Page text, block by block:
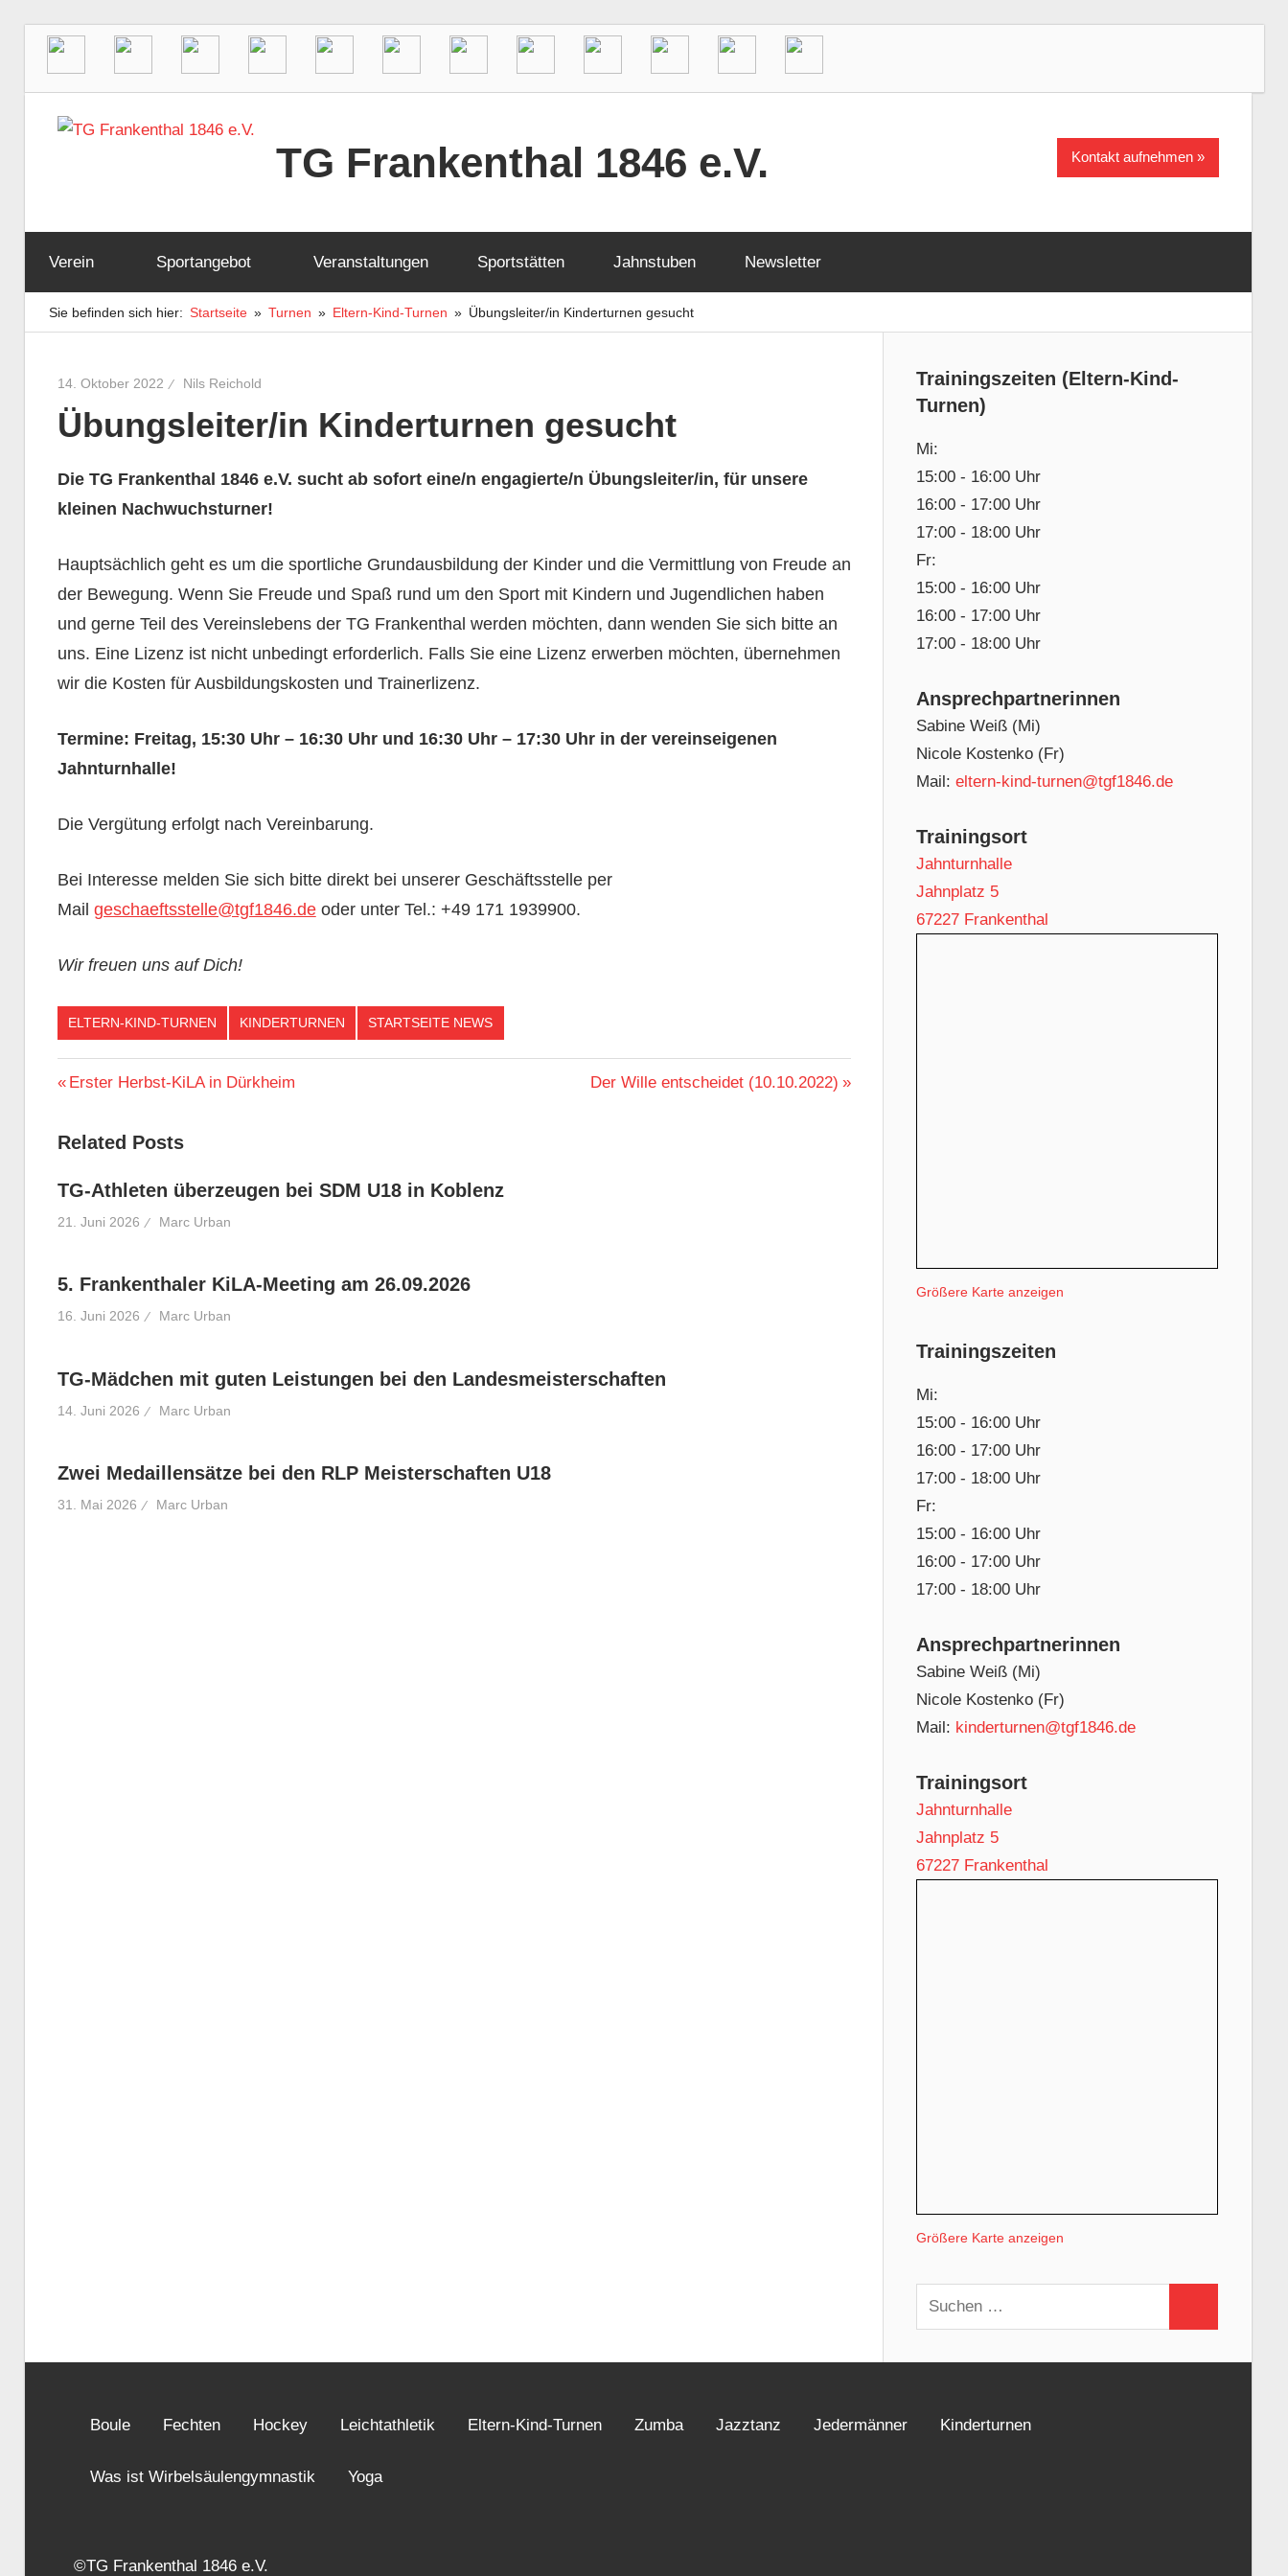
Inhalt
TG Frankenthal 1846 e.V.
Sportverein
in
Frankenthal
Kontakt aufnehmen
Verein Sportangebot Veranstaltungen Sportstätten Jahnstuben Newsletter
Sie befinden sich hier: Startseite Turnen Eltern-Kind-Turnen Übungsleiter/in Kinderturnen gesucht
14. Oktober 2022 Nils Reichold
Übungsleiter/in Kinderturnen gesucht
Die TG Frankenthal 1846 e.V. sucht ab sofort eine/n engagierte/n Übungsleiter/in, für unsere
kleinen Nachwuchsturner!
Hauptsächlich geht es um die sportliche Grundausbildung der Kinder und die Vermittlung von Freude an
der Bewegung. Wenn Sie Freude und Spaß rund um den Sport mit Kindern und Jugendlichen haben
und gerne Teil des Vereinslebens der TG Frankenthal werden möchten, dann wenden Sie sich bitte an
uns. Eine Lizenz ist nicht unbedingt erforderlich. Falls Sie eine Lizenz erwerben möchten, übernehmen
wir die Kosten für Ausbildungskosten und Trainerlizenz.
Termine: Freitag, 15:30 Uhr – 16:30 Uhr und 16:30 Uhr – 17:30 Uhr in der vereinseigenen
Jahnturnhalle!
Die Vergütung erfolgt nach Vereinbarung.
Bei Interesse melden Sie sich bitte direkt bei unserer Geschäftsstelle per
Mail geschaeftsstelle@tgf1846.deoder unter Tel.: +49 171 1939900.
Wir freuen uns auf Dich!
ELTERN-KIND-TURNEN KINDERTURNEN STARTSEITE NEWS
Beitragsnavigation
Vorheriger
Erster Herbst-KiLA in Dürkheim
Nächster
Der Wille entscheidet (10.10.2022)
Related Posts
TG-Athleten überzeugen bei SDM U18 in Koblenz
21. Juni 2026 Marc Urban
5. Frankenthaler KiLA-Meeting am 26.09.2026
16. Juni 2026 Marc Urban
TG-Mädchen mit guten Leistungen bei den Landesmeisterschaften
14. Juni 2026 Marc Urban
Zwei Medaillensätze bei den RLP Meisterschaften U18
31. Mai 2026 Marc Urban
Trainingszeiten (Eltern-Kind-
Turnen)
Mi:
15:00 - 16:00 Uhr
16:00 - 17:00 Uhr
17:00 - 18:00 Uhr
Fr:
15:00 - 16:00 Uhr
16:00 - 17:00 Uhr
17:00 - 18:00 Uhr
Ansprechpartnerinnen
Sabine Weiß (Mi)
Nicole Kostenko (Fr)
Mail: eltern-kind-turnen@tgf1846.de
Trainingsort
Jahnturnhalle
Jahnplatz 5
67227 Frankenthal
Größere Karte anzeigen
Trainingszeiten
Mi:
15:00 - 16:00 Uhr
16:00 - 17:00 Uhr
17:00 - 18:00 Uhr
Fr:
15:00 - 16:00 Uhr
16:00 - 17:00 Uhr
17:00 - 18:00 Uhr
Ansprechpartnerinnen
Sabine Weiß (Mi)
Nicole Kostenko (Fr)
Mail: kinderturnen@tgf1846.de
Trainingsort
Jahnturnhalle
Jahnplatz 5
67227 Frankenthal
Größere Karte anzeigen
Suchen
nach:
Boule Fechten Hockey Leichtathletik Eltern-Kind-Turnen Zumba Jazztanz Jedermänner Kinderturnen
Was ist Wirbelsäulengymnastik Yoga
©TG Frankenthal 1846 e.V.